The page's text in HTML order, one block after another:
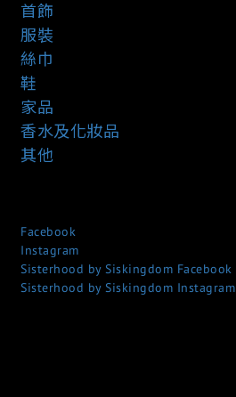
首飾
服裝
絲巾
鞋
家品
香水及化妝品
其他
Facebook
Instagram
Sisterhood by Siskingdom Facebook
Sisterhood by Siskingdom Instagram